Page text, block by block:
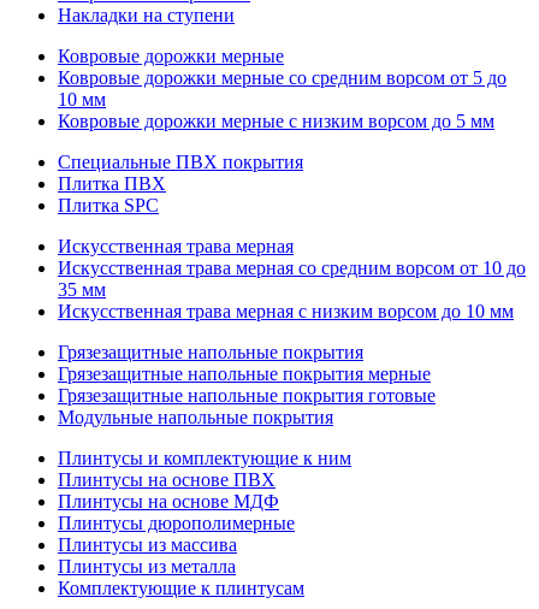
Накладки на ступени
Ковровые дорожки мерные
Ковровые дорожки мерные со средним ворсом от 5 до
10 мм
Ковровые дорожки мерные с низким ворсом до 5 мм
Специальные ПВХ покрытия
Плитка ПВХ
Плитка SPC
Искуccтвенная трава мерная
Искусственная трава мерная со средним ворсом от 10 до
35 мм
Искусственная трава мерная с низким ворсом до 10 мм
Грязезащитные напольные покрытия
Грязезащитные напольные покрытия мерные
Грязезащитные напольные покрытия готовые
Модульные напольные покрытия
Плинтусы и комплектующие к ним
Плинтусы на основе ПВХ
Плинтусы на основе МДФ
Плинтусы дюрополимерные
Плинтусы из массива
Плинтусы из металла
Комплектующие к плинтусам